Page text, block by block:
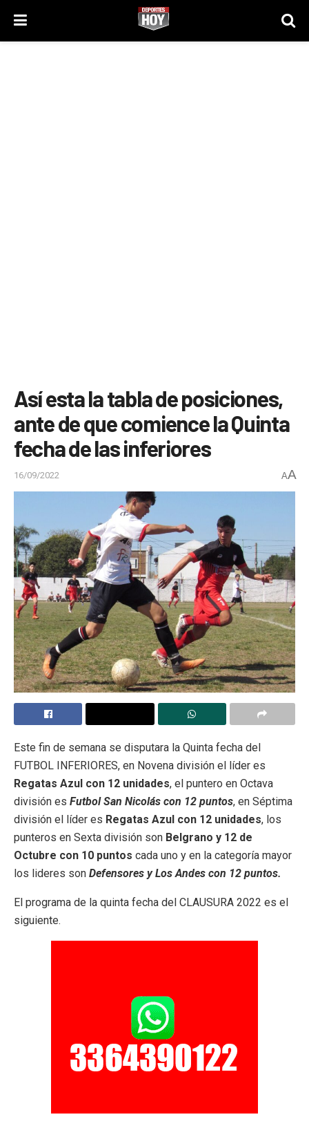
Así esta la tabla de posiciones,
ante de que comience la Quinta
fecha de las inferiores
16/09/2022 AA
Este fin de semana se disputara la Quinta fecha del
FUTBOL INFERIORES, en Novena división el líder es
Regatas Azul con 12 unidades, el puntero en Octava
división es Futbol San Nicolás con 12 puntos, en Séptima
división el líder es Regatas Azul con 12 unidades, los
punteros en Sexta división son Belgrano y 12 de
Octubre con 10 puntos cada uno y en la categoría mayor
los lideres son Defensores y Los Andes con 12 puntos.
El programa de la quinta fecha del CLAUSURA 2022 es el
siguiente.